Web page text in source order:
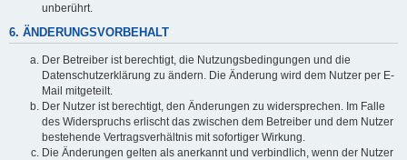
unberührt.
6. ÄNDERUNGSVORBEHALT
Der Betreiber ist berechtigt, die Nutzungsbedingungen und die
Datenschutzerklärung zu ändern. Die Änderung wird dem Nutzer per E-
Mail mitgeteilt.
Der Nutzer ist berechtigt, den Änderungen zu widersprechen. Im Falle
des Widerspruchs erlischt das zwischen dem Betreiber und dem Nutzer
bestehende Vertragsverhältnis mit sofortiger Wirkung.
Die Änderungen gelten als anerkannt und verbindlich, wenn der Nutzer